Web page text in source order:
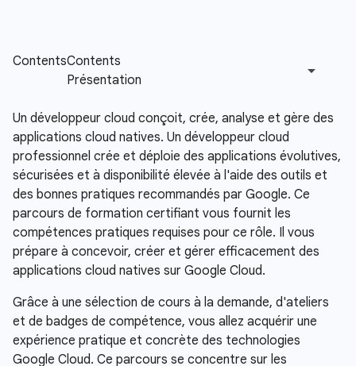
Un développeur cloud conçoit, crée, analyse et gère des
applications cloud natives. Un développeur cloud
professionnel crée et déploie des applications évolutives,
sécurisées et à disponibilité élevée à l'aide des outils et
des bonnes pratiques recommandés par Google. Ce
parcours de formation certifiant vous fournit les
compétences pratiques requises pour ce rôle. Il vous
prépare à concevoir, créer et gérer efficacement des
applications cloud natives sur Google Cloud.
Grâce à une sélection de cours à la demande, d'ateliers
et de badges de compétence, vous allez acquérir une
expérience pratique et concrète des technologies
Google Cloud. Ce parcours se concentre sur les